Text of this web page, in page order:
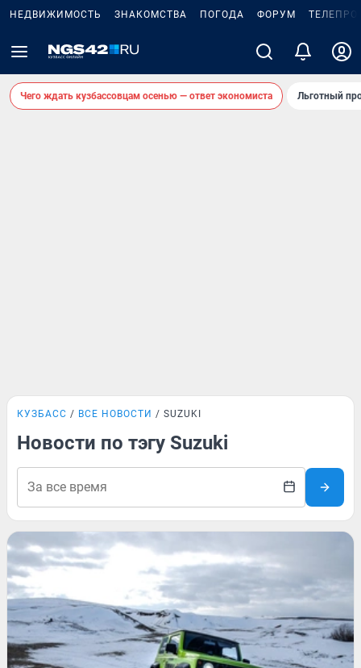
НЕДВИЖИМОСТЬ ЗНАКОМСТВА ПОГОДА ФОРУМ
Чего ждать кузбассовцам осенью — ответ экономиста Льготный
КУЗБАСС ВСЕ НОВОСТИ SUZUKI
Новости по тэгу Suzuki